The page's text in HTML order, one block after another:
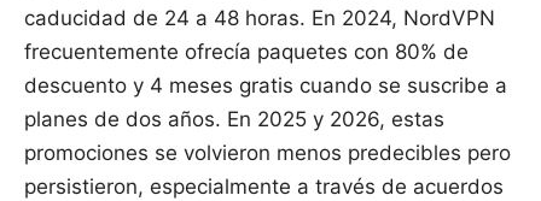
caducidad de 24 a 48 horas. En 2024, NordVPN
frecuentemente ofrecía paquetes con 80% de
descuento y 4 meses gratis cuando se suscribe a
planes de dos años. En 2025 y 2026, estas
promociones se volvieron menos predecibles pero
persistieron, especialmente a través de acuerdos